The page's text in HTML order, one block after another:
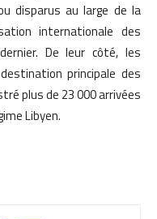
disparus au large de la
internationale des
De leur côté, les
principale des
plus de 23 000 arrivées
Libyen.